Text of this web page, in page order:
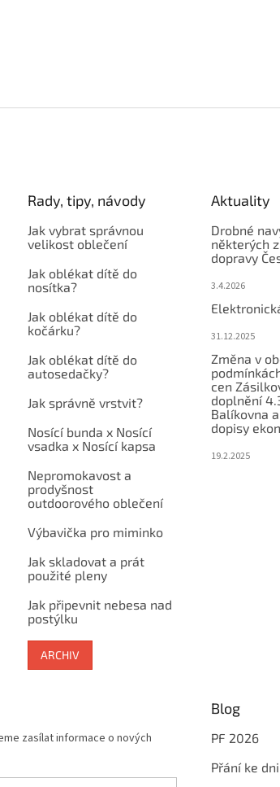
Rady, tipy, návody
Jak vybrat správnou
velikost oblečení
Jak oblékat dítě do
nosítka?
Jak oblékat dítě do
kočárku?
Jak oblékat dítě do
autosedačky?
Jak správně vrstvit?
Nosící bunda x Nosící
vsadka x Nosící kapsa
Nepromokavost a
prodyšnost
outdoorového oblečení
Výbavička pro miminko
Jak skladovat a prát
použité pleny
Jak připevnit nebesa nad
postýlku
ARCHIV
Aktuality
Drobné
některých
dopravy
3.4.2026
31.12.2025
Změna v
cen
doplnění
Balíkovna
dopisy
19.2.2025
zasílat informace o nových
Blog
PF 2026
Přání ke